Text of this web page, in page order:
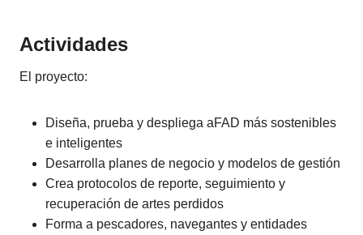
Actividades
El proyecto:
Diseña, prueba y despliega aFAD más sostenibles
e inteligentes
Desarrolla planes de negocio y modelos de gestión
Crea protocolos de reporte, seguimiento y
recuperación de artes perdidos
Forma a pescadores, navegantes y entidades